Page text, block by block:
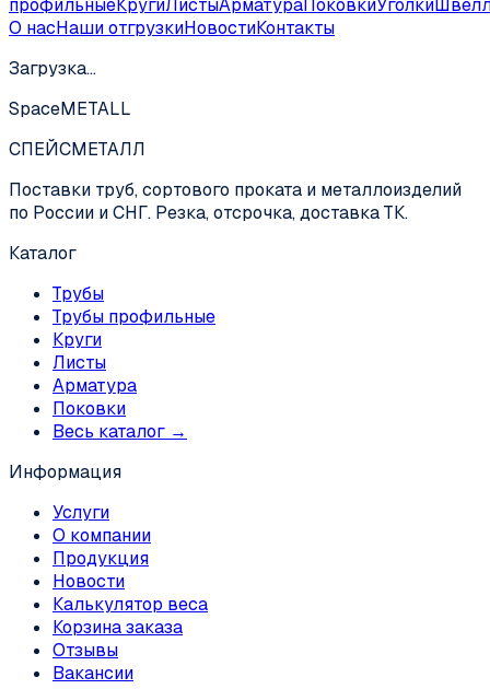
профильныеКругиЛистыАрматураПоковкиУголки
О насНаши отгрузкиНовостиКонтакты
Загрузка…
SpaceMETALL
СПЕЙСМЕТАЛЛ
Поставки труб, сортового проката и металлоизделий
по России и СНГ. Резка, отсрочка, доставка ТК.
Каталог
Трубы
Трубы профильные
Круги
Листы
Арматура
Поковки
Весь каталог →
Информация
Услуги
О компании
Продукция
Новости
Калькулятор веса
Корзина заказа
Отзывы
Вакансии